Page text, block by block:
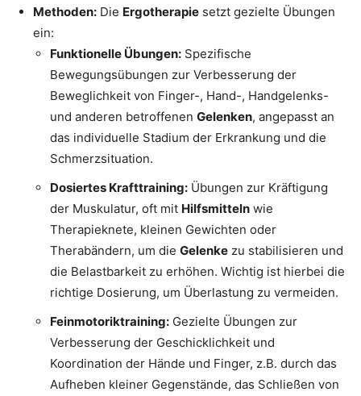
Methoden: Die Ergotherapie setzt gezielte Übungen
ein:
Funktionelle Übungen: Spezifische
Bewegungsübungen zur Verbesserung der
Beweglichkeit von Finger-, Hand-, Handgelenks-
und anderen betroffenen Gelenken, angepasst an
das individuelle Stadium der Erkrankung und die
Schmerzsituation.
Dosiertes Krafttraining: Übungen zur Kräftigung
der Muskulatur, oft mit Hilfsmitteln wie
Therapieknete, kleinen Gewichten oder
Therabändern, um die Gelenke zu stabilisieren und
die Belastbarkeit zu erhöhen. Wichtig ist hierbei die
richtige Dosierung, um Überlastung zu vermeiden.
Feinmotoriktraining: Gezielte Übungen zur
Verbesserung der Geschicklichkeit und
Koordination der Hände und Finger, z.B. durch das
Aufheben kleiner Gegenstände, das Schließen von